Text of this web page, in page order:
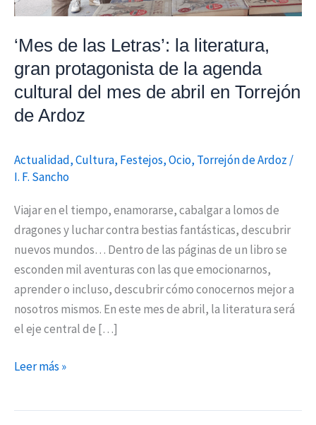
‘Mes de las Letras’: la literatura,
gran protagonista de la agenda
cultural del mes de abril en Torrejón
de Ardoz
Actualidad,Cultura, Festejos,Ocio, Torrejón de Ardoz/
I. F. Sancho
Viajar en el tiempo, enamorarse, cabalgar a lomos de
dragones y luchar contra bestias fantásticas, descubrir
nuevos mundos… Dentro de las páginas de un libro se
esconden mil aventuras con las que emocionarnos,
aprender o incluso, descubrir cómo conocernos mejor a
nosotros mismos. En este mes de abril, la literatura será
el eje central de […]
de
la
agenda
cultural
del
mes
abril
en
de
Ardoz
Leer más »